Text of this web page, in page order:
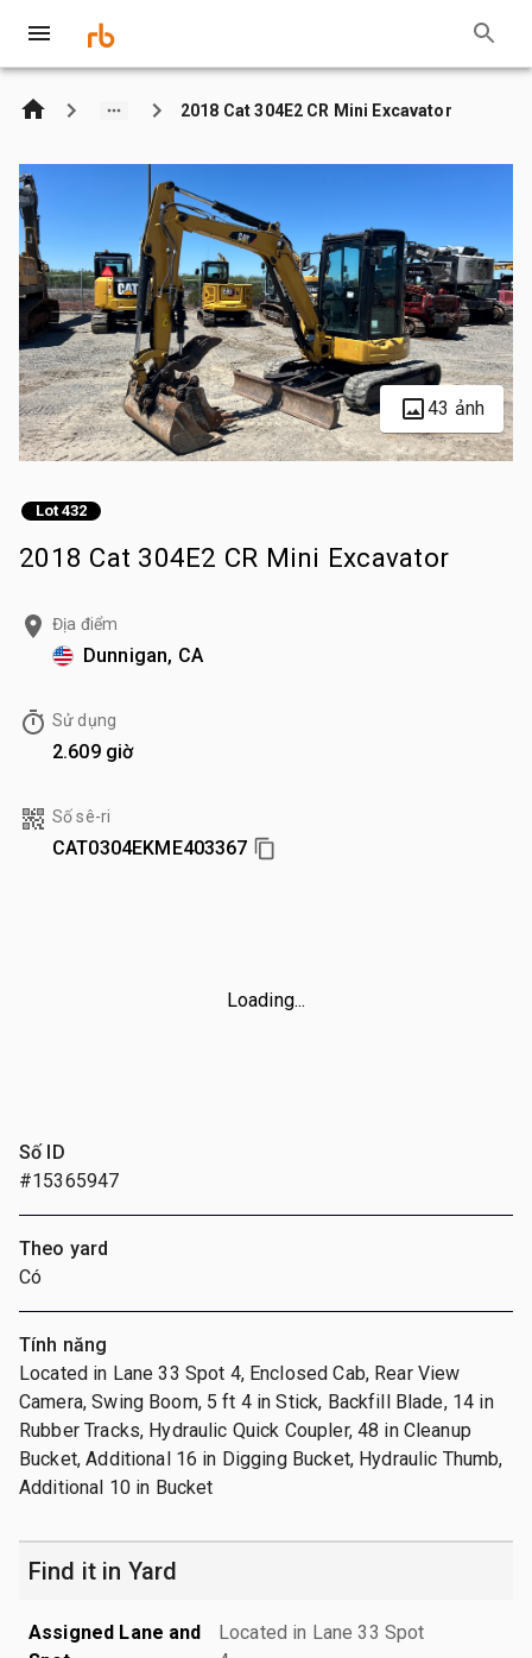
2018 Cat 304E2 CR Mini Excavator
43 ảnh
Lot 432
2018 Cat 304E2 CR Mini Excavator
Địa điểm
Dunnigan, CA
Sử dụng
2.609 giờ
Số sê-ri
CAT0304EKME403367
Loading...
Số ID
#15365947
Theo yard
Có
Tính năng
Located in Lane 33 Spot 4, Enclosed Cab, Rear View
Camera, Swing Boom, 5 ft 4 in Stick, Backfill Blade, 14 in
Rubber Tracks, Hydraulic Quick Coupler, 48 in Cleanup
Bucket, Additional 16 in Digging Bucket, Hydraulic Thumb,
Additional 10 in Bucket
Find it in Yard
Assigned Lane and
Located in Lane 33 Spot